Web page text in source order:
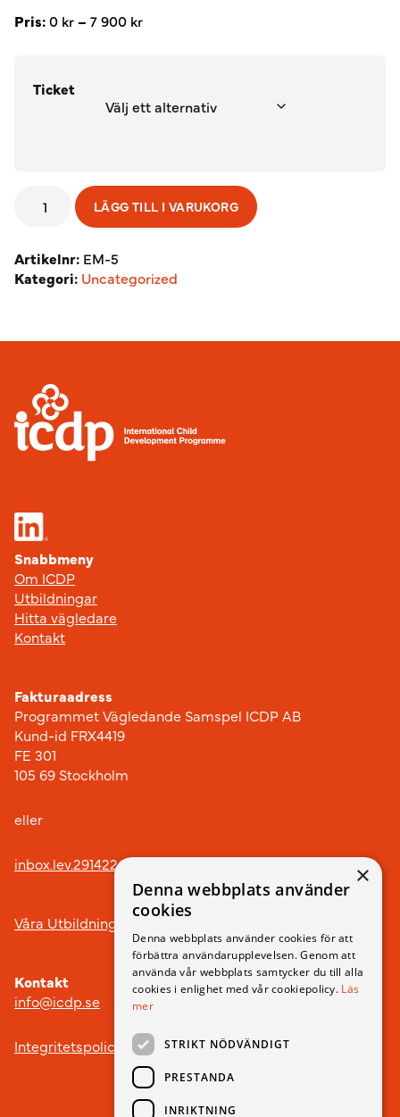
Pris:0 kr– 7 900 krPrisintervall:
900 kr
Ticket
Basutbildning
ICDP
hösten
LÄGG TILL I VARUKORG
Artikelnr: EM-5
Kategori: Uncategorized
Sidfot
Snabbmeny
Om ICDP
Utbildningar
Hitta vägledare
Kontakt
Fakturaadress
Programmet Vägledande Samspel ICDP AB
Kund-id FRX4419
FE 301
105 69 Stockholm
eller
inbox.lev.291422@arkivplats.se
Våra Utbildningar
Kontakt
info@icdp.se
Integritetspolicy
×
Denna webbplats använder
cookies
Denna webbplats använder cookies för att
förbättra användarupplevelsen. Genom att
använda vår webbplats samtycker du till alla
cookies i enlighet med vår cookiepolicy. Läs
mer
STRIKT NÖDVÄNDIGT
PRESTANDA
INRIKTNING